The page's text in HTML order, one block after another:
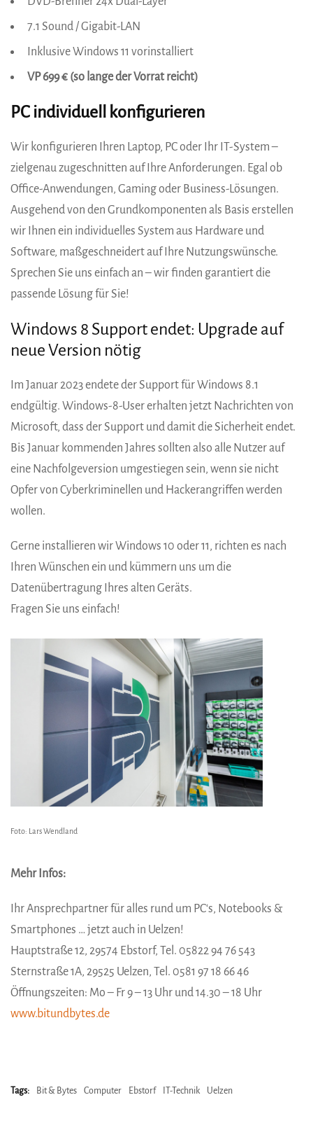
7.1 Sound / Gigabit-LAN
Inklusive Windows 11 vorinstalliert
VP 699 € (so lange der Vorrat reicht)
PC individuell konfigurieren
Wir konfigurieren Ihren Laptop, PC oder Ihr IT-System –
zielgenau zugeschnitten auf Ihre ­Anforderungen. Egal ob
Office-Anwendungen, ­Gaming oder Business-Lösungen.
Ausgehend von den Grundkomponenten als Basis erstellen
wir Ihnen ein individuelles System aus ­Hardware und
Software, maßgeschneidert auf Ihre Nutzungswünsche.
Sprechen Sie uns einfach an – wir finden garantiert die
passende Lösung für Sie!
Windows 8 Support endet: Upgrade auf
neue Version nötig
Im Januar 2023 endete der Support für Windows 8.1
endgültig. Windows-8-User erhalten jetzt Nachrichten von
Microsoft, dass der Support und damit die Sicherheit endet.
Bis Januar kommenden Jahres sollten also alle Nutzer auf
eine Nachfolgeversion umgestiegen sein, wenn sie nicht
Opfer von Cyberkriminellen und Hackerangriffen werden
wollen.
Gerne installieren wir Windows 10 oder 11, richten es nach
Ihren Wünschen ein und kümmern uns um die
Datenübertragung Ihres alten Geräts.
Fragen Sie uns einfach!
Foto: Lars Wendland
Mehr Infos:
Ihr Ansprechpartner für alles rund um PC‘s, Notebooks &
Smartphones … jetzt auch in Uelzen!
Hauptstraße 12, 29574 Ebstorf, Tel. 05822 94 76 543
Sternstraße 1A, 29525 Uelzen, Tel. 0581 97 18 66 46
Öffnungszeiten: Mo – Fr 9 – 13 Uhr und 14.30 – 18 Uhr
www.bitundbytes.de
Tags: Bit & Bytes Computer Ebstorf IT-Technik Uelzen